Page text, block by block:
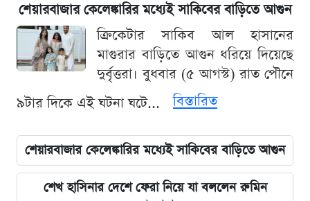
শেয়ারবাজার কেলেঙ্কারির মধ্যেই সাকিবের বাড়িতে আগুন
ক্রিকেটার সাকিব আল হাসানের
মাগুরার বাড়িতে আগুন ধরিয়ে দিয়েছে
দুর্বৃত্তরা। বুধবার (৫ আগস্ট) রাত পৌনে
৯টার দিকে এই ঘটনা ঘটে...
বিস্তারিত
শেয়ারবাজার কেলেঙ্কারির মধ্যেই সাকিবের বাড়িতে আগুন
শেখ হাসিনার দেশে ফেরা নিয়ে যা বললেন রুমিন